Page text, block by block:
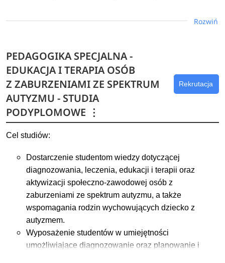
podejmowania zadań edukacyjnych wykraczających
samodzielnego tworzenia i weryfikowania projektów
własnych działań oraz podejmowania działań
upowszechniających wzory dobrej praktyki
pedagogicznej;
osobowym oraz podejmowania doskonalenia także
we współpracy z innymi nauczycielami;
systemu oświaty oraz statusu zawodowego
nauczycieli.
Dowiedz się więcej
Rozwiń
PEDAGOGIKA SPECJALNA -
EDUKACJA I TERAPIA OSÓB
Z ZABURZENIAMI ZE SPEKTRUM
AUTYZMU - STUDIA
PODYPLOMOWE ⋮
Rekrutacja
Cel studiów:
Dostarczenie studentom wiedzy dotyczącej
diagnozowania, leczenia, edukacji i terapii oraz
aktywizacji społeczno-zawodowej osób z
zaburzeniami ze spektrum autyzmu, a także
wspomagania rodzin wychowujących dziecko z
autyzmem.
Wyposażenie studentów w umiejętności
umożliwiające diagnozowanie oraz planowanie i